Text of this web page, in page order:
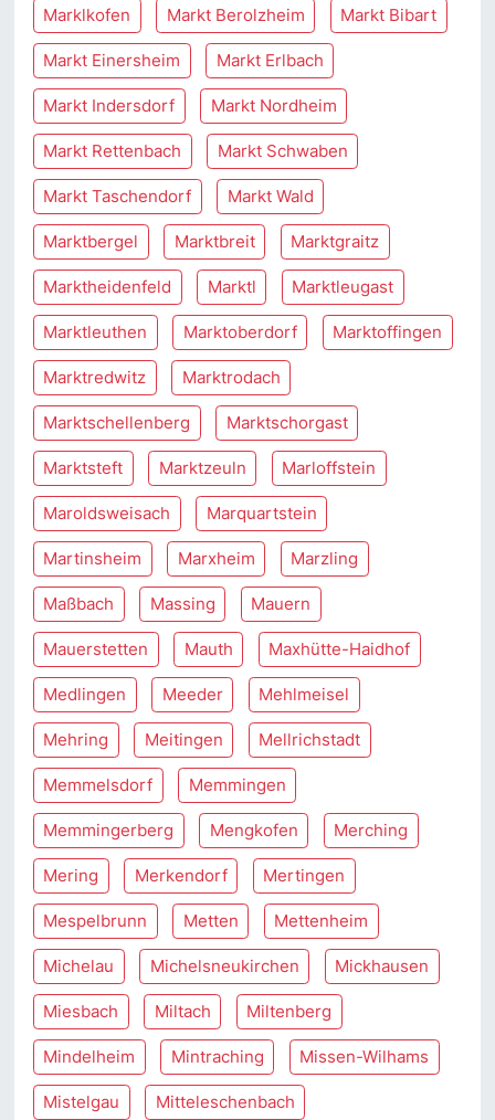
Marklkofen Markt Berolzheim Markt Bibart
Markt Einersheim Markt Erlbach
Markt Indersdorf Markt Nordheim
Markt Rettenbach Markt Schwaben
Markt Taschendorf Markt Wald
Marktbergel Marktbreit Marktgraitz
Marktheidenfeld Marktl Marktleugast
Marktleuthen Marktoberdorf Marktoffingen
Marktredwitz Marktrodach
Marktschellenberg Marktschorgast
Marktsteft Marktzeuln Marloffstein
Maroldsweisach Marquartstein
Martinsheim Marxheim Marzling
Maßbach Massing Mauern
Mauerstetten Mauth Maxhütte-Haidhof
Medlingen Meeder Mehlmeisel
Mehring Meitingen Mellrichstadt
Memmelsdorf Memmingen
Memmingerberg Mengkofen Merching
Mering Merkendorf Mertingen
Mespelbrunn Metten Mettenheim
Michelau Michelsneukirchen Mickhausen
Miesbach Miltach Miltenberg
Mindelheim Mintraching Missen-Wilhams
Mistelgau Mitteleschenbach